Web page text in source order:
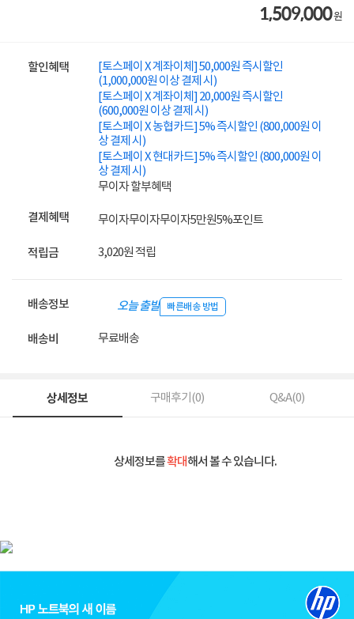
1,509,000원
할인혜택
[토스페이 X 계좌이체] 50,000원 즉시할인
(1,000,000원 이상 결제 시)
[토스페이 X 계좌이체] 20,000원 즉시할인
(600,000원 이상 결제 시)
[토스페이 X 농협카드] 5% 즉시할인 (800,000원 이
상 결제 시)
[토스페이 X 현대카드] 5% 즉시할인 (800,000원 이
상 결제 시)
무이자 할부혜택
결제혜택 무이자무이자무이자5만원5%포인트
적립금 3,020원 적립
배송정보 오늘 출발 빠른배송 방법
배송비 무료배송
상세정보 구매후기(0) Q&A(0)
상세정보를확대해서 볼 수 있습니다.